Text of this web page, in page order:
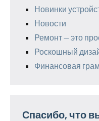
Новинки
Новости
Ремонт — это
Роскошный
Финансовая
Спасибо, что